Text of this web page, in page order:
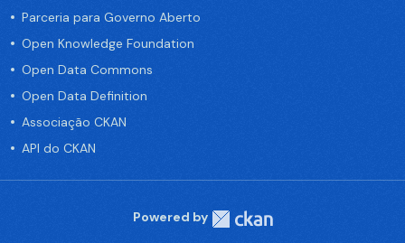
Parceria para Governo Aberto
Open Knowledge Foundation
Open Data Commons
Open Data Definition
Associação CKAN
API do CKAN
Powered by